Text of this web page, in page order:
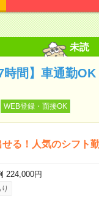
未読
時間】車通勤
WEB登録・面接OK
せる！人気のシフト
224,000円